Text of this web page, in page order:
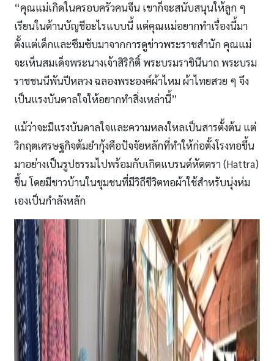
“คุณแม่เกิดในครอบครัวคนจีน เขาก็จะสนับสนุนให้ลูก ๆ
เรียนในด้านบัญชีอะไรแบบนี้ แต่คุณแม่อยากทำเรื่องนี้มา
ตั้งแต่เด็กและซึมซับมาจากการดูข่าวพระราชสำนัก คุณแม่
จะเห็นสมเด็จพระนางเจ้าสิริกิติ์ พระบรมราชินีนาถ พระบรม
ราชชนนีพันปีหลวง ฉลองพระองค์ผ้าไหม ผ้าไทยสวย ๆ จึง
เป็นแรงบันดาลใจให้อยากทำสิ่งเหล่านี้”
แม้ว่าจะมีแรงบันดาลใจและความหลงใหลเป็นสารตั้งต้น แต่
วิกฤตเศรษฐกิจต้มยำกุ้งคือปัจจัยหลักที่ทำให้ก่อตั้งโรงทอขึ้น
มาอย่างเป็นรูปธรรมไปพร้อมกับเกิดแบรนด์หัตตรา (Hattra)
ขึ้น โดยมีชาวบ้านในชุมชนที่มีวิถีชีวิตทอผ้าใช้สำหรับนุ่งห่ม
เองเป็นกำลังหลัก